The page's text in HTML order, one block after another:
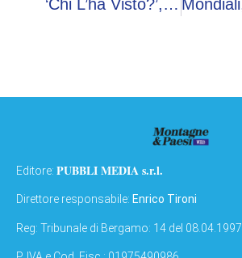
‘Chi L’ha Visto?’, Sciarelli Apre La Puntata “con Grande Energia”
Editore: PUBBLI MEDIA s.r.l.
Direttore responsabile: Enrico Tironi
Reg: Tribunale di Bergamo: 14 del 08.04.1997